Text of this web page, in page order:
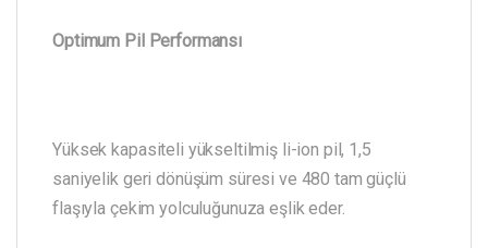
Optimum Pil Performansı
Yüksek kapasiteli yükseltilmiş li-ion pil, 1,5
saniyelik geri dönüşüm süresi ve 480 tam güçlü
flaşıyla çekim yolculuğunuza eşlik eder.